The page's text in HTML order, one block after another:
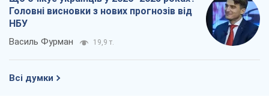
Головні висновки з нових прогнозів від
НБУ
Василь Фурман 19,9 т.
Всі думки